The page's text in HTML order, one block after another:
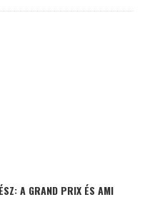
A GRAND PRIX ÉS AMI